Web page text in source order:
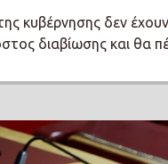
κυβέρνησης δεν
διαβίωσης και θα